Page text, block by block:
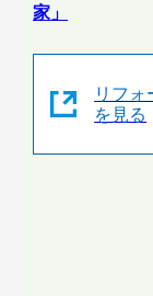
家」
リフォ
を見る